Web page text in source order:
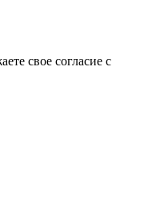
свое согласие с